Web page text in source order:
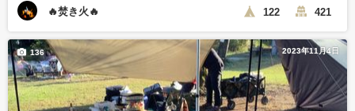
🔥焚き火🔥 122 421
2023年11月4日
136